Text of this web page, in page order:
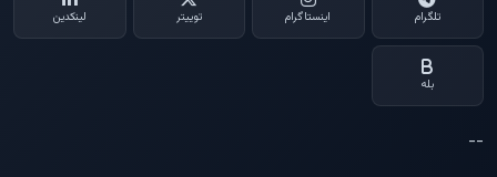
تلگرام اینستاگرام توییتر لینکدین
بله
--